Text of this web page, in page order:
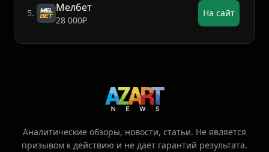
5. Мелбет
28 000₽
На сайт
Аналитические обзоры, новости, статьи. Не является
призывом к действию и не даёт гарантий результата.